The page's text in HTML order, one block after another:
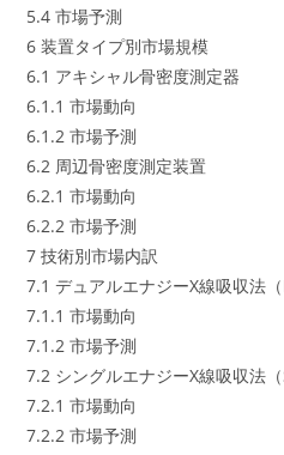
5.4 市場予測
6 装置タイプ別市場規模
6.1 アキシャル骨密度測定器
6.1.1 市場動向
6.1.2 市場予測
6.2 周辺骨密度測定装置
6.2.1 市場動向
6.2.2 市場予測
7 技術別市場内訳
7.1 デュアルエナジーX線吸収法（
7.1.1 市場動向
7.1.2 市場予測
7.2 シングルエナジーX線吸収法（
7.2.1 市場動向
7.2.2 市場予測